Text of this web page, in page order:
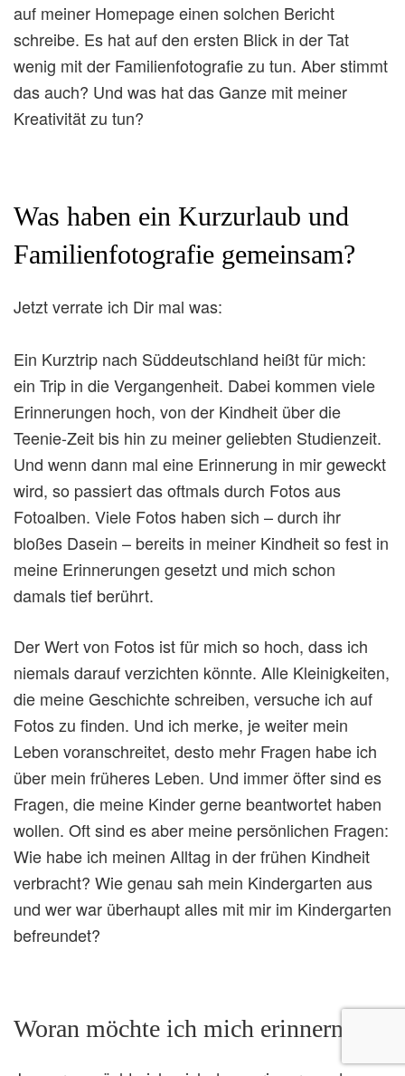
auf meiner Homepage einen solchen Bericht
schreibe. Es hat auf den ersten Blick in der Tat
wenig mit der Familienfotografie zu tun. Aber stimmt
das auch? Und was hat das Ganze mit meiner
Kreativität zu tun?
Was haben ein Kurzurlaub und
Familienfotografie gemeinsam?
Jetzt verrate ich Dir mal was:
Ein Kurztrip nach Süddeutschland heißt für mich:
ein Trip in die Vergangenheit. Dabei kommen viele
Erinnerungen hoch, von der Kindheit über die
Teenie-Zeit bis hin zu meiner geliebten Studienzeit.
Und wenn dann mal eine Erinnerung in mir geweckt
wird, so passiert das oftmals durch Fotos aus
Fotoalben. Viele Fotos haben sich – durch ihr
bloßes Dasein – bereits in meiner Kindheit so fest in
meine Erinnerungen gesetzt und mich schon
damals tief berührt.
Der Wert von Fotos ist für mich so hoch, dass ich
niemals darauf verzichten könnte. Alle Kleinigkeiten,
die meine Geschichte schreiben, versuche ich auf
Fotos zu finden. Und ich merke, je weiter mein
Leben voranschreitet, desto mehr Fragen habe ich
über mein früheres Leben. Und immer öfter sind es
Fragen, die meine Kinder gerne beantwortet haben
wollen. Oft sind es aber meine persönlichen Fragen:
Wie habe ich meinen Alltag in der frühen Kindheit
verbracht? Wie genau sah mein Kindergarten aus
und wer war überhaupt alles mit mir im Kindergarten
befreundet?
Woran möchte ich mich erinnern?